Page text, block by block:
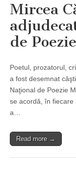
Mircea
de
Poetul, prozatorul,
a fost desemnat
Naţional de Poezie
se acordă, în fiecare
a…
Read more →